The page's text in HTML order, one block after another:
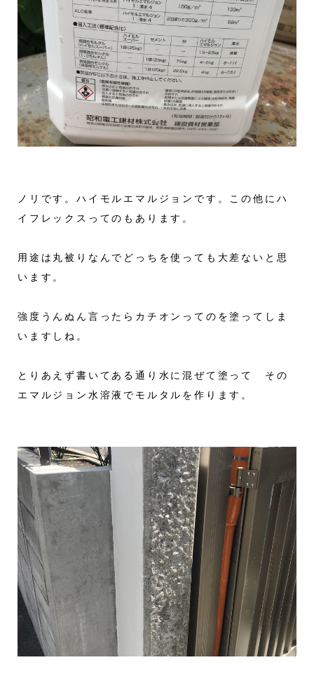
ノリです。ハイモルエマルジョンです。この他にハ
イフレックスってのもあります。
用途は丸被りなんでどっちを使っても大差ないと思
います。
強度うんぬん言ったらカチオンってのを塗ってしま
いますしね。
とりあえず書いてある通り水に混ぜて塗って その
エマルジョン水溶液でモルタルを作ります。